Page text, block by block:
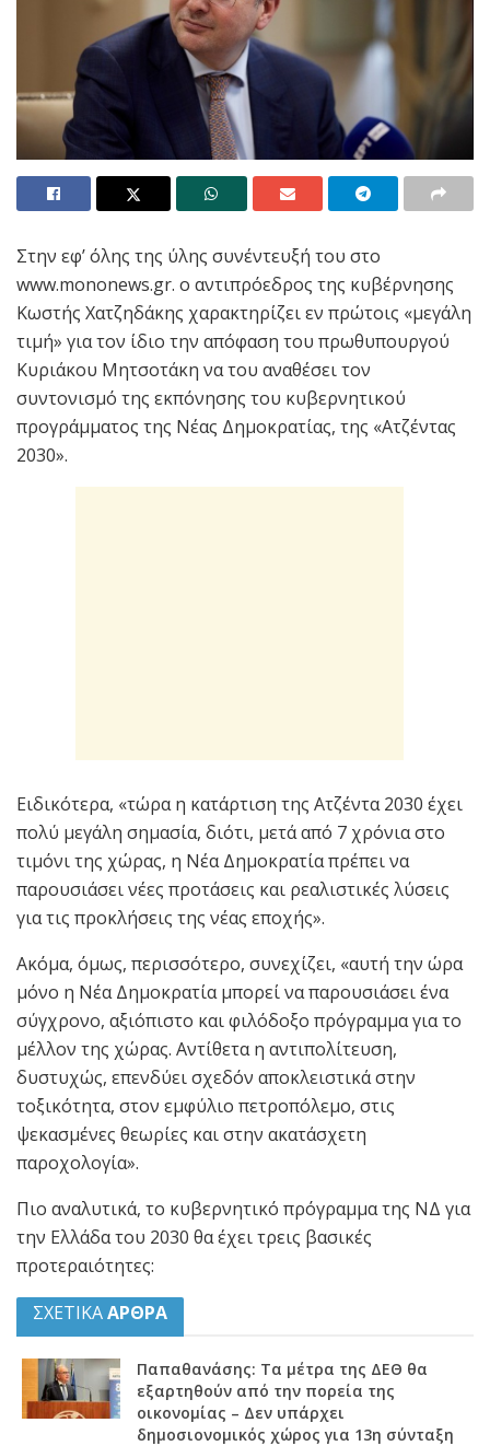
Στην εφ’ όλης της ύλης συνέντευξή του στο
www.mononews.gr. ο αντιπρόεδρος της κυβέρνησης
Κωστής Χατζηδάκης χαρακτηρίζει εν πρώτοις «μεγάλη
τιμή» για τον ίδιο την απόφαση του πρωθυπουργού
Κυριάκου Μητσοτάκη να του αναθέσει τον
συντονισμό της εκπόνησης του κυβερνητικού
προγράμματος της Νέας Δημοκρατίας, της «Ατζέντας
2030».
Ειδικότερα, «τώρα η κατάρτιση της Ατζέντα 2030 έχει
πολύ μεγάλη σημασία, διότι, μετά από 7 χρόνια στο
τιμόνι της χώρας, η Νέα Δημοκρατία πρέπει να
παρουσιάσει νέες προτάσεις και ρεαλιστικές λύσεις
για τις προκλήσεις της νέας εποχής».
Ακόμα, όμως, περισσότερο, συνεχίζει, «αυτή την ώρα
μόνο η Νέα Δημοκρατία μπορεί να παρουσιάσει ένα
σύγχρονο, αξιόπιστο και φιλόδοξο πρόγραμμα για το
μέλλον της χώρας. Αντίθετα η αντιπολίτευση,
δυστυχώς, επενδύει σχεδόν αποκλειστικά στην
τοξικότητα, στον εμφύλιο πετροπόλεμο, στις
ψεκασμένες θεωρίες και στην ακατάσχετη
παροχολογία».
Πιο αναλυτικά, το κυβερνητικό πρόγραμμα της ΝΔ για
την Ελλάδα του 2030 θα έχει τρεις βασικές
προτεραιότητες:
ΣΧΕΤΙΚΑΑΡΘΡΑ
Παπαθανάσης: Τα μέτρα της ΔΕΘ θα
εξαρτηθούν από την πορεία της
οικονομίας – Δεν υπάρχει
δημοσιονομικός χώρος για 13η σύνταξη